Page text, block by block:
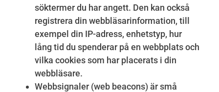
söktermer du har angett. Den kan också
registrera din webbläsarinformation, till
exempel din IP-adress, enhetstyp, hur
lång tid du spenderar på en webbplats och
vilka cookies som har placerats i din
webbläsare.
Webbsignaler (web beacons) är små